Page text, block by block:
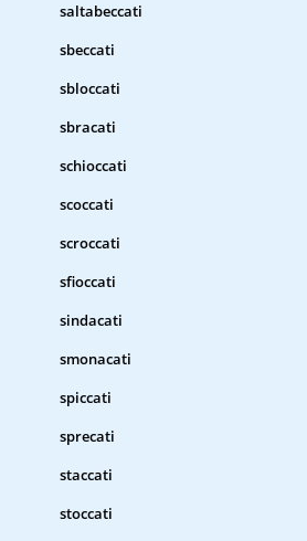
saltabeccati
sbeccati
sbloccati
sbracati
schioccati
scoccati
scroccati
sfioccati
sindacati
smonacati
spiccati
sprecati
staccati
stoccati